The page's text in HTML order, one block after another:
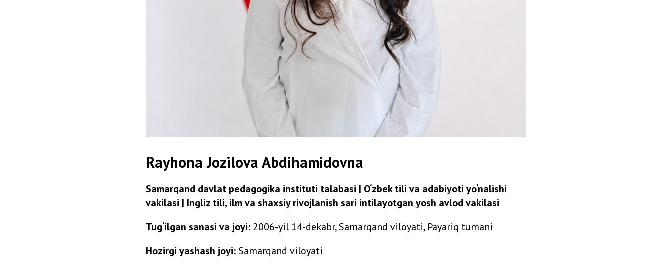
Rayhona Jozilova Abdihamidovna
Samarqand davlat pedagogika instituti talabasi | O‘zbek tili va adabiyoti yo‘nalishi
vakilasi | Ingliz tili, ilm va shaxsiy rivojlanish sari intilayotgan yosh avlod vakilasi
Tug‘ilgan sanasi va joyi: 2006-yil 14-dekabr, Samarqand viloyati, Payariq tumani
Hozirgi yashash joyi:Samarqand viloyati